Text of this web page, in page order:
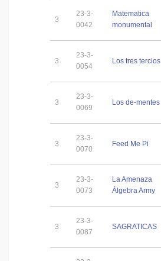
3
23-3-
0042
Matematica
monumental
3
23-3-
0054
Los tres tercios
3
23-3-
0069
Los de-mentes
3
23-3-
0070
Feed Me Pi
3
23-3-
0073
La Amenaza
Álgebra Army
3
23-3-
0087
SAGRATICAS